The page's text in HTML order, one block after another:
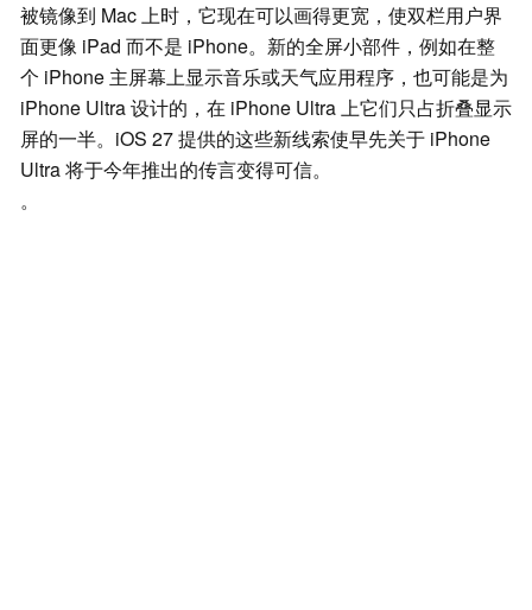
被镜像到 Mac 上时，它现在可以画得更宽，使双栏用户界
面更像 iPad 而不是 iPhone。新的全屏小部件，例如在整
个 iPhone 主屏幕上显示音乐或天气应用程序，也可能是为
iPhone Ultra 设计的，在 iPhone Ultra 上它们只占折叠显示
屏的一半。iOS 27 提供的这些新线索使早先关于 iPhone
Ultra 将于今年推出的传言变得可信。
。